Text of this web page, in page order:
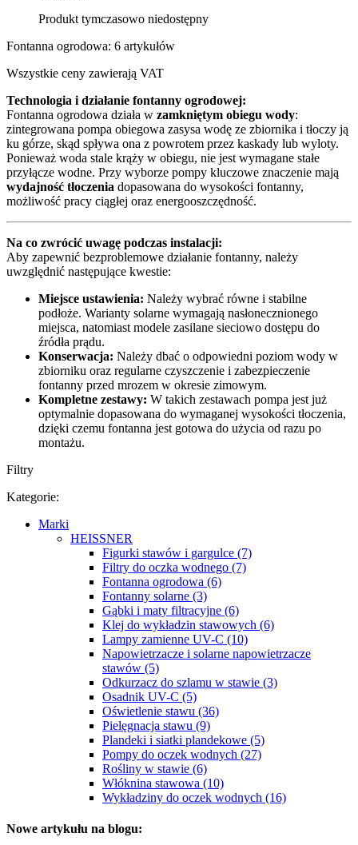
Produkt tymczasowo niedostępny
Fontanna ogrodowa: 6 artykułów
Wszystkie ceny zawierają VAT
Technologia i działanie fontanny ogrodowej:
Fontanna ogrodowa działa w zamkniętym obiegu wody:
zintegrowana pompa obiegowa zasysa wodę ze zbiornika i tłoczy ją
ku górze, skąd spływa ona z powrotem przez kaskady lub wyloty.
Ponieważ woda stale krąży w obiegu, nie jest wymagane stałe
przyłącze wodne. Przy wyborze pompy kluczowe znaczenie mają
wydajność tłoczenia dopasowana do wysokości fontanny,
możliwość pracy ciągłej oraz energooszczędność.
Na co zwrócić uwagę podczas instalacji:
Aby zapewnić bezproblemowe działanie fontanny, należy
uwzględnić następujące kwestie:
Miejsce ustawienia: Należy wybrać równe i stabilne
podłoże. Warianty solarne wymagają nasłonecznionego
miejsca, natomiast modele zasilane sieciowo dostępu do
źródła prądu.
Konserwacja: Należy dbać o odpowiedni poziom wody w
zbiorniku oraz regularne czyszczenie i zabezpieczenie
fontanny przed mrozem w okresie zimowym.
Kompletne zestawy: W takich zestawach pompa jest już
optymalnie dopasowana do wymaganej wysokości tłoczenia,
dzięki czemu fontanna jest gotowa do użycia od razu po
montażu.
Filtry
Kategorie:
Marki
HEISSNER
Figurki stawów i gargulce (7)
Filtry do oczka wodnego (7)
Fontanna ogrodowa (6)
Fontanny solarne (3)
Gąbki i maty filtracyjne (6)
Klej do wykładzin stawowych (6)
Lampy zamienne UV-C (10)
Napowietrzacze i solarne napowietrzacze
stawów (5)
Odkurzacz do szlamu w stawie (3)
Osadnik UV-C (5)
Oświetlenie stawu (36)
Pielęgnacja stawu (9)
Plandeki i siatki plandekowe (5)
Pompy do oczek wodnych (27)
Rośliny w stawie (6)
Włóknina stawowa (10)
Wykładziny do oczek wodnych (16)
Nowe artykułu na blogu: